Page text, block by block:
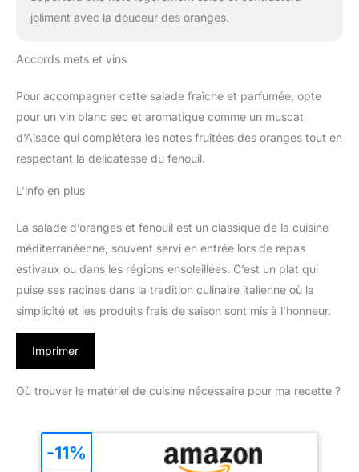
joliment avec la douceur des oranges.
Accords mets et vins
Pour accompagner cette salade fraîche et parfumée, opte
pour un vin blanc sec et aromatique comme un muscat
d’Alsace qui complétera les notes fruitées des oranges tout en
respectant la délicatesse du fenouil.
L’info en plus
La salade d’oranges et fenouil est un classique de la cuisine
méditerranéenne, souvent servi en entrée lors de repas
estivaux ou dans les régions ensoleillées. C’est un plat qui
puise ses racines dans la tradition culinaire italienne où la
simplicité et les produits frais de saison sont mis à l’honneur.
Imprimer
Où trouver le matériel de cuisine nécessaire pour ma recette ?
-11%